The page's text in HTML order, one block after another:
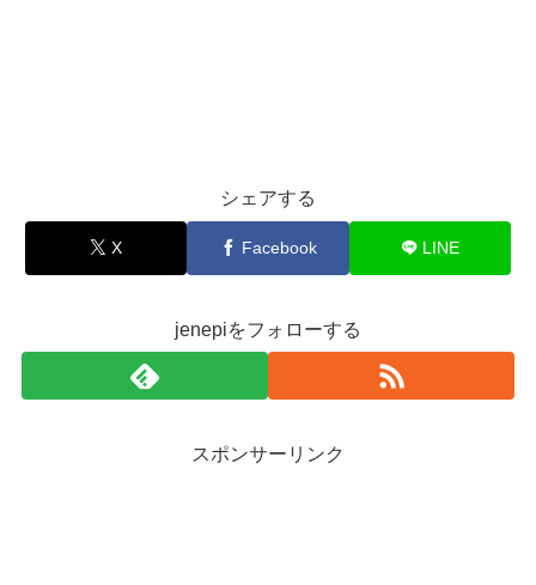
シェアする
X Facebook LINE
jenepiをフォローする
スポンサーリンク